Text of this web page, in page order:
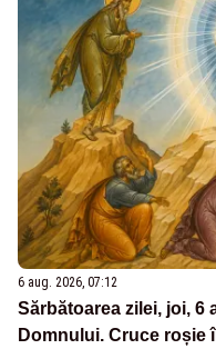
6 aug. 2026, 07:12
Sărbătoarea zilei, joi, 6
Domnului. Cruce roșie